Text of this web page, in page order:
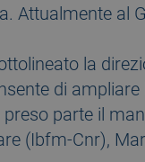
Attualmente al
la
di
preso parte il
(Ibfm-Cnr),